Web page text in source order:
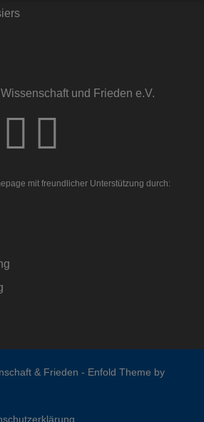
und Frieden e.V.
mit freundlicher Unterstützung durch:
& Frieden - Enfold Theme by